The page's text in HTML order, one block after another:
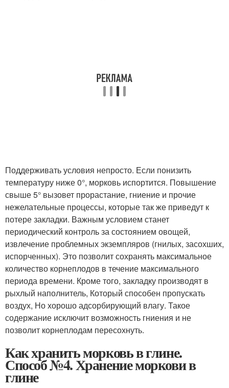
Поддерживать условия непросто. Если понизить
температуру ниже 0°, морковь испортится. Повышение
свыше 5° вызовет прорастание, гниение и прочие
нежелательные процессы, которые так же приведут к
потере закладки. Важным условием станет
периодический контроль за состоянием овощей,
извлечение проблемных экземпляров (гнилых, засохших,
испорченных). Это позволит сохранять максимальное
количество корнеплодов в течение максимального
периода времени. Кроме того, закладку производят в
рыхлый наполнитель, Который способен пропускать
воздух, Но хорошо адсорбирующий влагу. Такое
содержание исключит возможность гниения и не
позволит корнеплодам пересохнуть.
Как хранить морковь в глине.
Способ №4. Хранение моркови в
глине